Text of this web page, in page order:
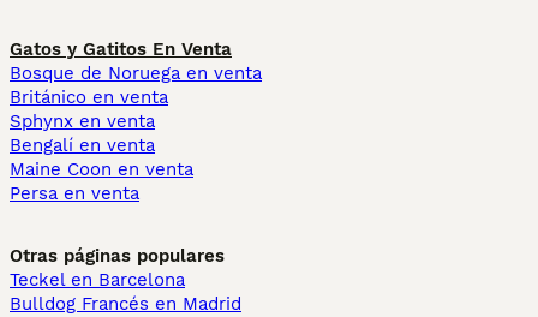
Gatos y Gatitos En Venta
Bosque de Noruega en venta
Británico en venta
Sphynx en venta
Bengalí en venta
Maine Coon en venta
Persa en venta
Otras páginas populares
Teckel en Barcelona
Bulldog Francés en Madrid